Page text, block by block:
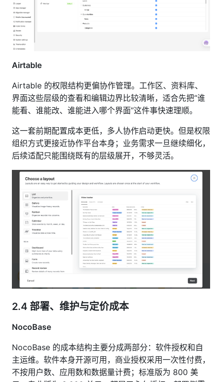
Airtable
Airtable 的权限结构更偏协作管理。工作区、资料库、
界面这些层级的查看和编辑边界比较清晰，适合先把“谁
能看、谁能改、谁能进入哪个界面”这件事快速理顺。
这一套前期配置成本更低，多人协作启动更快。但是权限
组织方式更接近协作平台本身；业务需求一旦继续细化，
后续适配只能围绕既有的层级展开，不够灵活。
2.4 部署、维护与定价成本
NocoBase
NocoBase 的成本结构主要分成两部分：软件授权和自
主运维。软件本身开源可用，商业授权采用一次性付费，
不按用户数、应用数和数据量计费；标准版为 800 美